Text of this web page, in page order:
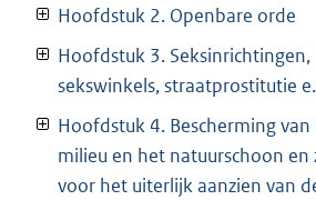
Hoofdstuk 2. Openbare orde
Hoofdstuk 3. Seksinrichtingen,
sekswinkels, straatprostitutie
Hoofdstuk 4. Bescherming
milieu en het natuurschoon en
voor het uiterlijk aanzien van